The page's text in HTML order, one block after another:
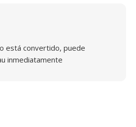
está convertido, puede
inmediatamente